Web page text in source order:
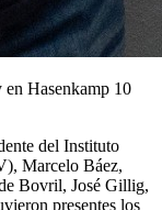
Hasenkamp 10
del Instituto
Marcelo Báez,
Bovril, José Gillig,
presentes los